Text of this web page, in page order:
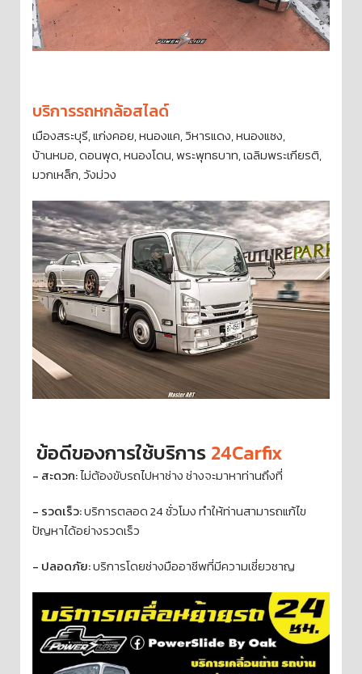
บริการรถหกล้อสไลด์
เมืองสระบุรี, แก่งคอย, หนองแค, วิหารแดง, หนองแซง,
บ้านหมอ, ดอนพุด, หนองโดน, พระพุทธบาท, เฉลิมพระเกียรติ,
มวกเหล็ก, วังม่วง
ข้อดีของการใช้บริการ 24Carfix
- สะดวก:ไม่ต้องขับรถไปหาช่าง ช่างจะมาหาท่านถึงที่
- รวดเร็ว:บริการตลอด 24 ชั่วโมง ทำให้ท่านสามารถแก้ไข
ปัญหาได้อย่างรวดเร็ว
- ปลอดภัย:บริการโดยช่างมืออาชีพที่มีความเชี่ยวชาญ